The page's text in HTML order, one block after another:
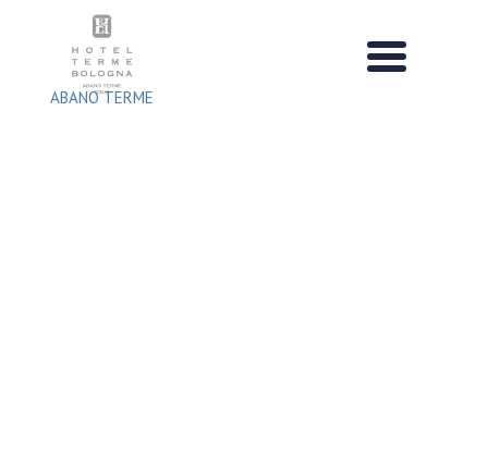
springenABANO TERME